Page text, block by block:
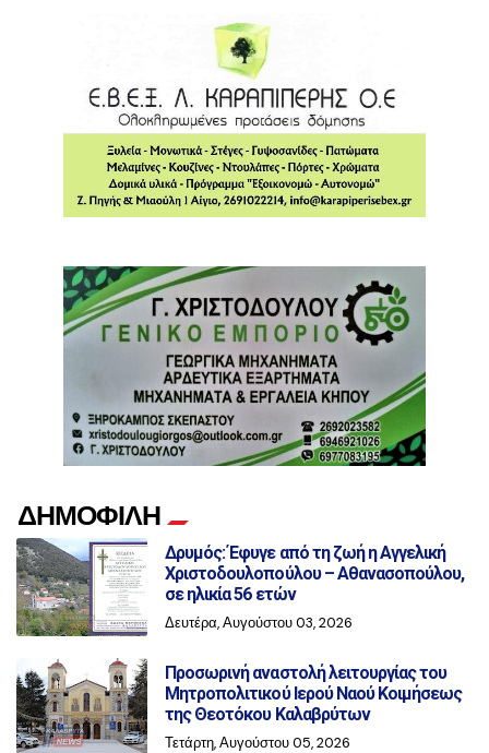
ΔΗΜΟΦΙΛΗ
Δρυμός: Έφυγε από τη ζωή η Αγγελική
Χριστοδουλοπούλου – Αθανασοπούλου,
σε ηλικία 56 ετών
Δευτέρα, Αυγούστου 03, 2026
Προσωρινή αναστολή λειτουργίας του
Μητροπολιτικού Ιερού Ναού Κοιμήσεως
της Θεοτόκου Καλαβρύτων
Τετάρτη, Αυγούστου 05, 2026